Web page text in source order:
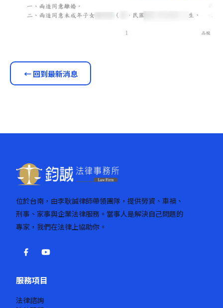
← 回到最新消息
位於台南，由李耿誠律師帶領團隊，提供勞資、車禍、
刑事、家事與企業法律服務。當事人是解決自己問題的
專家，我們在法律上協助你。
服務項目
法律諮詢